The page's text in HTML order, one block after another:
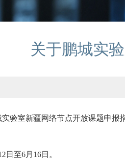
关于鹏城实
验室新疆网络节点开放课题申报
日至6月16日。